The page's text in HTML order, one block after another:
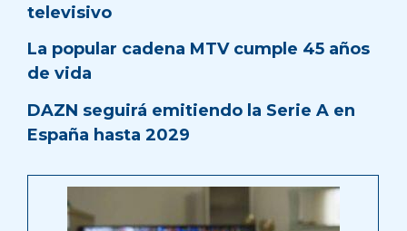
televisivo
La popular cadena MTV cumple 45 años
de vida
DAZN seguirá emitiendo la Serie A en
España hasta 2029